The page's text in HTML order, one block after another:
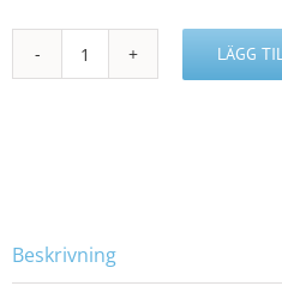
G414077
LÄGG
Beskrivning